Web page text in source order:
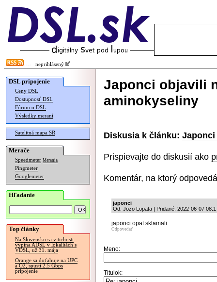
neprihlásený
DSL pripojenie
Ceny DSL
Dostupnosť DSL
Fórum o DSL
Výsledky meraní
Satelitná mapa SR
Merače
Speedmeter Merania
Pingmeter
Googlemeter
Hľadanie
Top články
Na Slovensku sa v tichosti
vypína ADSL v lokalitách s
VDSL, už 31. mája
Orange sa doťahuje na UPC
a O2, spustí 2.5 Gbps
pripojenie
Japonci objavili
aminokyseliny
Diskusia k článku:
Prispievajte do diskusií ako
Komentár, na ktorý
japonci
Od: Jozo Lopata | Pridané: 2022-06-07
japonci opat sklamali
Odpovedať
Meno:
Titulok: